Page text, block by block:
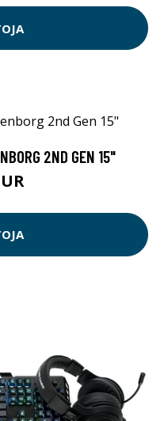
2ND GEN 15"